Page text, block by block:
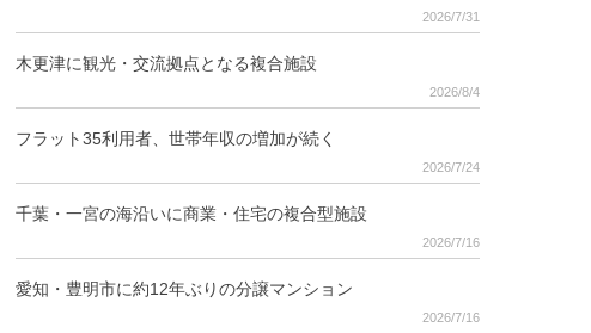
2026/7/31
木更津に観光・交流拠点となる複合施設
2026/8/4
フラット35利用者、世帯年収の増加が続く
2026/7/24
千葉・一宮の海沿いに商業・住宅の複合型施設
2026/7/16
愛知・豊明市に約12年ぶりの分譲マンション
2026/7/16